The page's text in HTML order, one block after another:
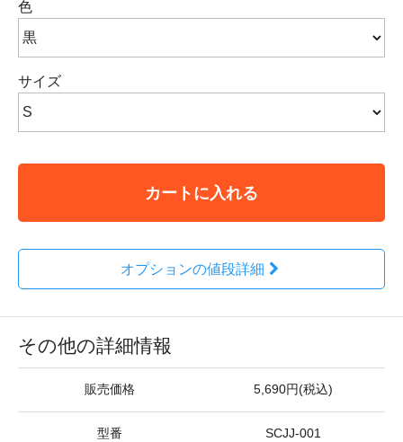
色
サイズ
カートに入れる
オプションの値段詳細
その他の詳細情報
販売価格 5,690円(税込)
型番 SCJJ-001